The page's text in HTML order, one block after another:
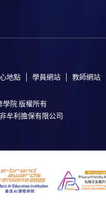
地點 學員網站 教師網站
學院 版權所有
牟利擔保有限公司